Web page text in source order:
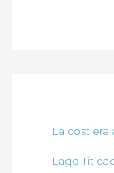
La costiera
Lago